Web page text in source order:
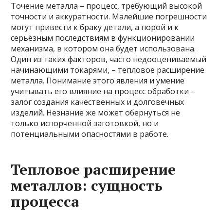
Точение металла – процесс, требующий высокой
точности и аккуратности. Малейшие погрешности
могут привести к браку детали, а порой и к
серьёзным последствиям в функционировании
механизма, в котором она будет использована.
Один из таких факторов, часто недооцениваемый
начинающими токарями, – тепловое расширение
металла. Понимание этого явления и умение
учитывать его влияние на процесс обработки –
залог создания качественных и долговечных
изделий. Незнание же может обернуться не
только испорченной заготовкой, но и
потенциальными опасностями в работе.
Тепловое расширение
металлов: сущность
процесса